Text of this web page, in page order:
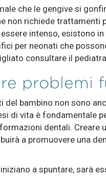
che le gengive si
non richiede trattamenti
intenso, esistono
per neonati che
consultare il
problemi
del bambino non sono
di vita è fondamentale
dentali. Creare
a promuovere una
a spuntare, sarà